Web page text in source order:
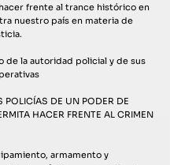
frente al trance histórico en
nuestro país en materia de
de la autoridad policial y de sus
POLICÍAS DE UN PODER DE
HACER FRENTE AL CRIMEN
armamento y